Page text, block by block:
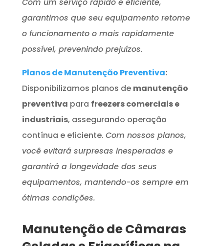
garantimos que seu equipamento retome
o funcionamento o mais rapidamente
possível, prevenindo prejuízos.
Planos de Manutenção Preventiva:
Disponibilizamos planos de manutenção
preventiva para freezers comerciais e
industriais, assegurando operação
contínua e eficiente. Com nossos planos,
você evitará surpresas inesperadas e
garantirá a longevidade dos seus
equipamentos, mantendo-os sempre em
ótimas condições.
Manutenção de Câmaras